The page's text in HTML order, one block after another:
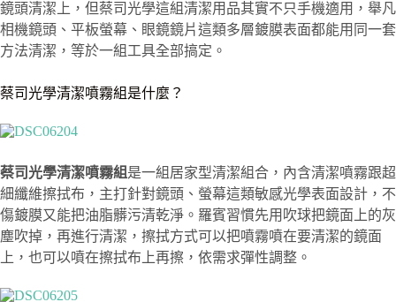
鏡頭清潔上，但蔡司光學這組清潔用品其實不只手機適用，舉凡
相機鏡頭、平板螢幕、眼鏡鏡片這類多層鍍膜表面都能用同一套
方法清潔，等於一組工具全部搞定。
蔡司光學清潔噴霧組是什麼？
蔡司光學清潔噴霧組 是一組居家型清潔組合，內含清潔噴霧跟超
細纖維擦拭布，主打針對鏡頭、螢幕這類敏感光學表面設計，不
傷鍍膜又能把油脂髒污清乾淨。羅賓習慣先用吹球把鏡面上的灰
塵吹掉，再進行清潔，擦拭方式可以把噴霧噴在要清潔的鏡面
上，也可以噴在擦拭布上再擦，依需求彈性調整。